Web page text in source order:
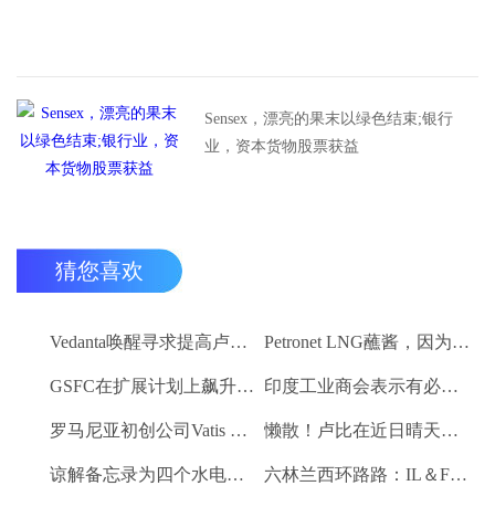
Sensex，漂亮的果末以绿色结束;银行
业，资本货物股票获益
猜您喜欢
Vedanta唤醒寻求提高卢比。25-30亿卢比 Petronet LNG蘸酱，因为RBI禁令新鲜FII购买
GSFC在扩展计划上飙升2％ 印度工业商会表示有必要进一步推动家庭消费和私人投资
罗马尼亚初创公司Vatis Tech为其人工智能在线语音识别平台筹集了20万欧元 懒散！卢比在近日晴天结束
谅解备忘录为四个水电项目的发展，总容量为293兆瓦 六林兰西环路路：IL＆FS运输汇编2％